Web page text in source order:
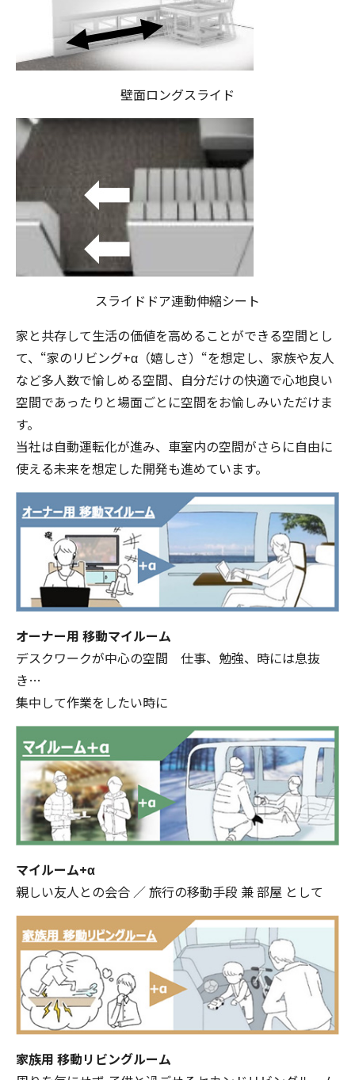
壁面ロングスライド
スライドドア連動伸縮シート
家と共存して生活の価値を高めることができる空間とし
て、“家のリビング+α（嬉しさ）“を想定し、家族や友人
など多人数で愉しめる空間、自分だけの快適で心地良い
空間であったりと場面ごとに空間をお愉しみいただけま
す。
当社は自動運転化が進み、車室内の空間がさらに自由に
使える未来を想定した開発も進めています。
オーナー用 移動マイルーム
デスクワークが中心の空間 仕事、勉強、時には息抜
き…
集中して作業をしたい時に
マイルーム+α
親しい友人との会合 ／ 旅行の移動手段 兼 部屋 として
家族用 移動リビングルーム